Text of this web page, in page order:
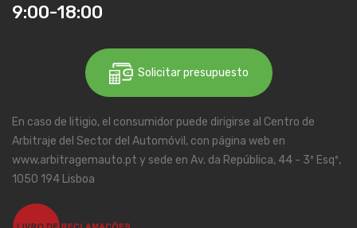
9:00-18:00
Solicitar presupuesto
En caso de litigio, el consumidor puede dirigirse al Centro de
Arbitraje del Sector del Automóvil, con página web en
www.arbitragemauto.pt y sede en Av. da República, 44 - 3º Esqº,
1050 194 Lisboa